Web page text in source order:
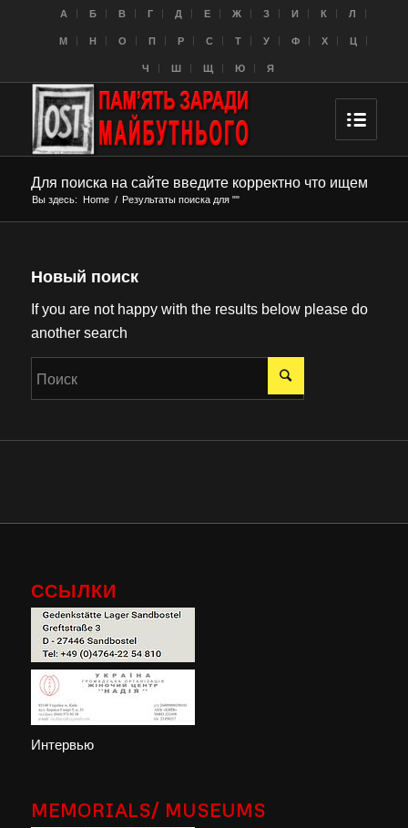
A Б В Г Д Е Ж З И К Л
M Н О П Р С Т У Ф Х Ц
Ч Ш Щ Ю Я
Для поиска на сайте введите корректно что ищем
Вы здесь: Home / Результаты поиска для ""
Новый поиск
If you are not happy with the results below please do
another search
ССЫЛКИ
Интервью
MEMORIALS/ MUSEUMS